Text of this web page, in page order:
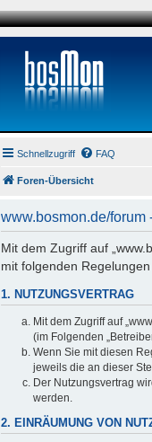
Schnellzugriff FAQ
Foren-Übersicht
www.bosmon.de/
Mit dem Zugriff auf
mit folgenden
1. NUTZUNGSVERTRAG
Mit dem Zugriff auf
(im Folgenden
Wenn Sie mit diesen
jeweils die an dieser
Der Nutzungsvertrag
werden.
2. EINRÄUMUNG VON